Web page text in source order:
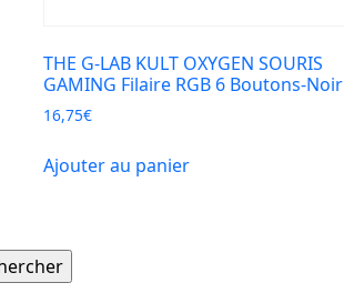
THE G-LAB KULT OXYGEN SOURIS
GAMING Filaire RGB 6 Boutons-Noir
16,75€
Ajouter au panier